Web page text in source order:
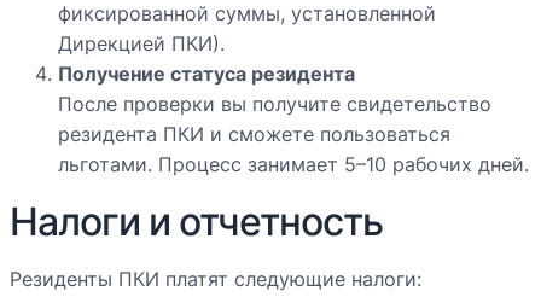
фиксированной суммы, установленной
Дирекцией ПКИ).
Получение статуса резидента
После проверки вы получите свидетельство
резидента ПКИ и сможете пользоваться
льготами. Процесс занимает 5–10 рабочих дней.
Налоги и отчетность
Резиденты ПКИ платят следующие налоги: